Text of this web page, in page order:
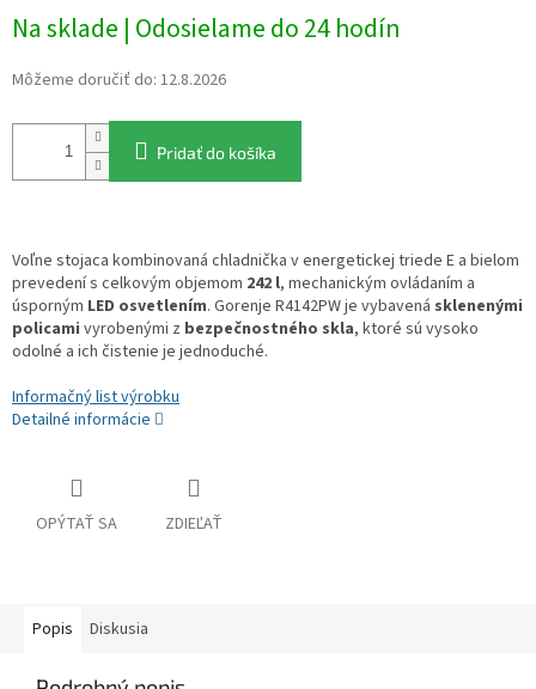
cena:
Na sklade | Odosielame do 24 hodín
Môžeme doručiť do: 12.8.2026
Pridať do košíka
Voľne stojaca kombinovaná chladnička v energetickej triede E a bielom
prevedení s celkovým objemom 242 l, mechanickým ovládaním a
úsporným LED osvetlením. Gorenje R4142PW je vybavená sklenenými
policami vyrobenými z bezpečnostného skla, ktoré sú vysoko
odolné a ich čistenie je jednoduché.
Informačný list výrobku
Detailné informácie
OPÝTAŤ SA ZDIEĽAŤ
Popis Diskusia